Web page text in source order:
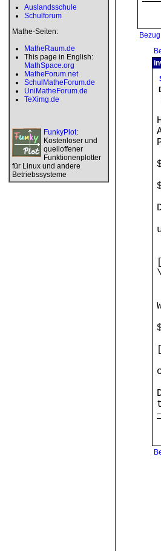
Auslandsschule
Schulforum
Mathe-Seiten:
MatheRaum.de
This page in English:
MathSpace.org
MatheForum.net
SchulMatheForum.de
UniMatheForum.de
TeXimg.de
FunkyPlot:
Kostenloser und
quelloffener
Funktionenplotter
für Linux und andere
Betriebssysteme
Bezug